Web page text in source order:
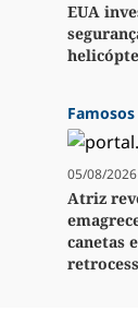
EUA
Famosos
05/08/
Atriz
canetas